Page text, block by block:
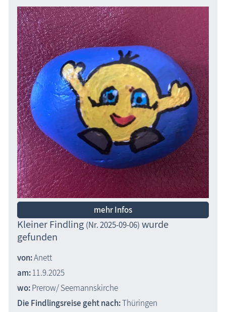
mehr Infos
Kleiner Findling (Nr. 2025-09-06) wurde
gefunden
von:Anett
am:11.9.2025
wo:Prerow/ Seemannskirche
Die Findlingsreise geht nach:Thüringen